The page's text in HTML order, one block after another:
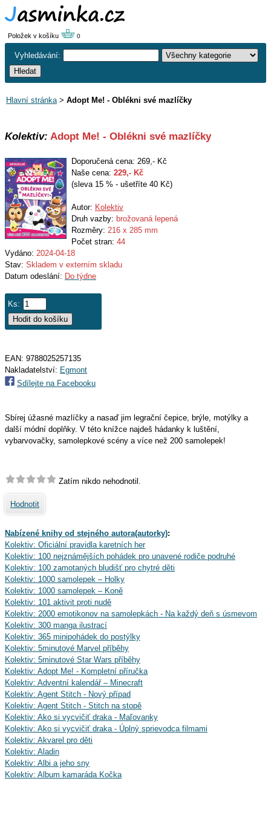
Položek v košíku 0
Vyhledávání:
Hlavní stránka> Adopt Me! - Oblékni své mazlíčky
Kolektiv: Adopt Me! - Oblékni své mazlíčky
Doporučená cena: 269,- Kč
Naše cena: 229,- Kč
(sleva 15 % - ušetříte 40 Kč)
Autor: Kolektiv
Druh vazby: brožovaná lepená
Rozměry: 216 x 285 mm
Počet stran: 44
Vydáno: 2024-04-18
Stav: Skladem v externím skladu
Datum odeslání: Do týdne
Ks:
EAN: 9788025257135
Nakladatelství: Egmont
Sdílejte na Facebooku
Sbírej úžasné mazlíčky a nasaď jim legrační čepice, brýle, motýlky a
další módní doplňky. V této knížce najdeš hádanky k luštění,
vybarvovačky, samolepkové scény a více než 200 samolepek!
Zatím nikdo nehodnotil.
Hodnotit
Nabízené knihy od stejného autora(autorky):
Kolektiv: Oficiální pravidla karetních her
Kolektiv: 100 nejznámějších pohádek pro unavené rodiče podruhé
Kolektiv: 100 zamotaných bludišť pro chytré děti
Kolektiv: 1000 samolepek – Holky
Kolektiv: 1000 samolepek – Koně
Kolektiv: 101 aktivit proti nudě
Kolektiv: 2000 emotikonov na samolepkách - Na každý deň s úsmevom
Kolektiv: 300 manga ilustrací
Kolektiv: 365 minipohádek do postýlky
Kolektiv: 5minutové Marvel příběhy
Kolektiv: 5minutové Star Wars příběhy
Kolektiv: Adopt Me! - Kompletní příručka
Kolektiv: Adventní kalendář – Minecraft
Kolektiv: Agent Stitch - Nový případ
Kolektiv: Agent Stitch - Stitch na stopě
Kolektiv: Ako si vycvičiť draka - Maľovanky
Kolektiv: Ako si vycvičiť draka - Úplný sprievodca filmami
Kolektiv: Akvarel pro děti
Kolektiv: Aladin
Kolektiv: Albi a jeho sny
Kolektiv: Album kamaráda Kočka